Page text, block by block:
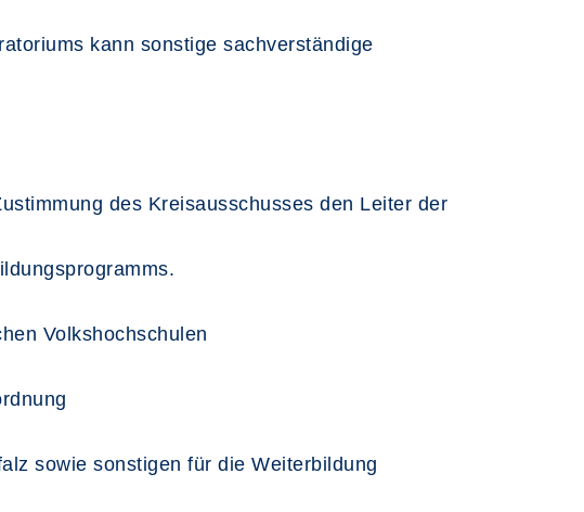
kann sonstige sachverständige
des Kreisausschusses den Leiter der
Volkshochschulen
sowie sonstigen für die Weiterbildung